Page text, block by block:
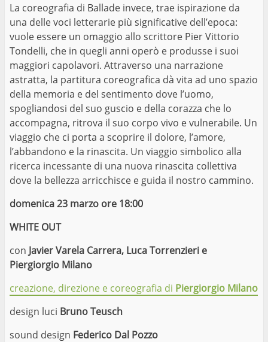
La coreografia di Ballade invece, trae ispirazione da
una delle voci letterarie più significative dell’epoca:
vuole essere un omaggio allo scrittore Pier Vittorio
Tondelli, che in quegli anni operò e produsse i suoi
maggiori capolavori. Attraverso una narrazione
astratta, la partitura coreografica dà vita ad uno spazio
della memoria e del sentimento dove l’uomo,
spogliandosi del suo guscio e della corazza che lo
accompagna, ritrova il suo corpo vivo e vulnerabile. Un
viaggio che ci porta a scoprire il dolore, l’amore,
l’abbandono e la rinascita. Un viaggio simbolico alla
ricerca incessante di una nuova rinascita collettiva
dove la bellezza arricchisce e guida il nostro cammino.
domenica 23 marzo ore 18:00
WHITE OUT
con Javier Varela Carrera, Luca Torrenzieri e
Piergiorgio Milano
creazione, direzione e coreografia di Piergiorgio Milano
design luci Bruno Teusch
sound design Federico Dal Pozzo